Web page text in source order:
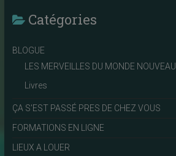
Catégories
BLOGUE
LES MERVEILLES DU MONDE NOUVEAU
Livres
ÇA S'EST PASSÉ PRES DE CHEZ VOUS
FORMATIONS EN LIGNE
LIEUX A LOUER